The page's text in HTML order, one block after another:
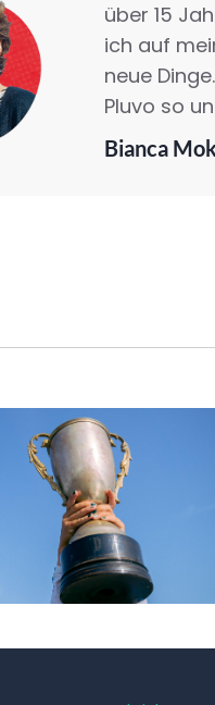
über 15
ich auf
neue
Pluvo so
Bianca